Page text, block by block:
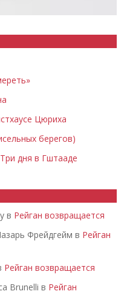
Цюриха
берегов)
дня в Гштааде
в Рейган возвращается
Фрейдгейм в Рейган
Рейган возвращается
Brunelli в Рейган